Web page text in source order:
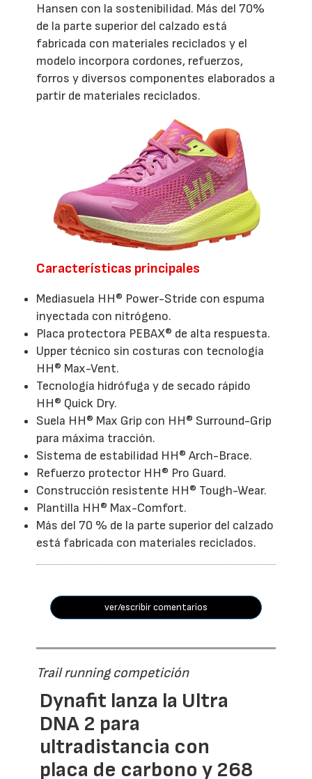
Hansen con la sostenibilidad. Más del 70%
de la parte superior del calzado está
fabricada con materiales reciclados y el
modelo incorpora cordones, refuerzos,
forros y diversos componentes elaborados a
partir de materiales reciclados.
Características principales
Mediasuela HH® Power-Stride con espuma
inyectada con nitrógeno.
Placa protectora PEBAX® de alta respuesta.
Upper técnico sin costuras con tecnología
HH® Max-Vent.
Tecnología hidrófuga y de secado rápido
HH® Quick Dry.
Suela HH® Max Grip con HH® Surround-Grip
para máxima tracción.
Sistema de estabilidad HH® Arch-Brace.
Refuerzo protector HH® Pro Guard.
Construcción resistente HH® Tough-Wear.
Plantilla HH® Max-Comfort.
Más del 70 % de la parte superior del calzado
está fabricada con materiales reciclados.
ver/escribir comentarios
Trail running competición
Dynafit lanza la Ultra
DNA 2 para
ultradistancia con
placa de carbono y 268